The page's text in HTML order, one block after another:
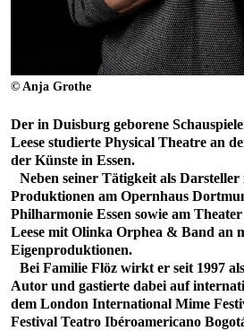
© Anja Grothe
Der in Duisburg geborene
Leese studierte Physical Theatre an
der Künste in Essen.
Neben seiner Tätigkeit als Darsteller
Produktionen am Opernhaus
Philharmonie Essen sowie am
Leese mit Olinka Orphea & Band an
Eigenproduktionen.
Bei Familie Flöz wirkt er seit 1997
Autor und gastierte dabei auf
dem London International Mime
Festival Teatro Ibéroamericano